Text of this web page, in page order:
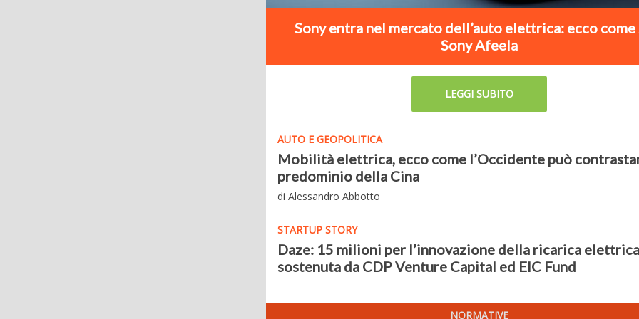
Sony entra nel mercato dell’auto elettrica: ecco come
Sony Afeela
LEGGI SUBITO
AUTO E GEOPOLITICA
Mobilità elettrica, ecco come l’Occidente può
predominio della Cina
di Alessandro Abbotto
STARTUP STORY
Daze: 15 milioni per l’innovazione della ricarica elettrica
sostenuta da CDP Venture Capital ed EIC Fund
NORMATIVE